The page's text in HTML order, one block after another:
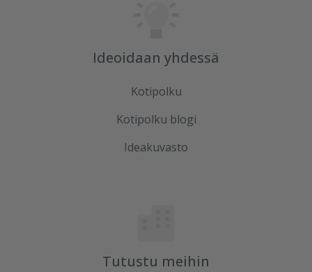
Ideoidaan yhdessä
Kotipolku
Kotipolku blogi
Ideakuvasto
Tutustu meihin